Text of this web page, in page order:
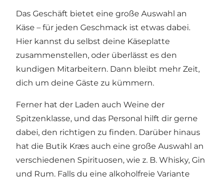
Das Geschäft bietet eine große Auswahl an
Käse – für jeden Geschmack ist etwas dabei.
Hier kannst du selbst deine Käseplatte
zusammenstellen, oder überlässt es den
kundigen Mitarbeitern. Dann bleibt mehr Zeit,
dich um deine Gäste zu kümmern.
Ferner hat der Laden auch Weine der
Spitzenklasse, und das Personal hilft dir gerne
dabei, den richtigen zu finden. Darüber hinaus
hat die Butik Kræs auch eine große Auswahl an
verschiedenen Spirituosen, wie z. B. Whisky, Gin
und Rum. Falls du eine alkoholfreie Variante